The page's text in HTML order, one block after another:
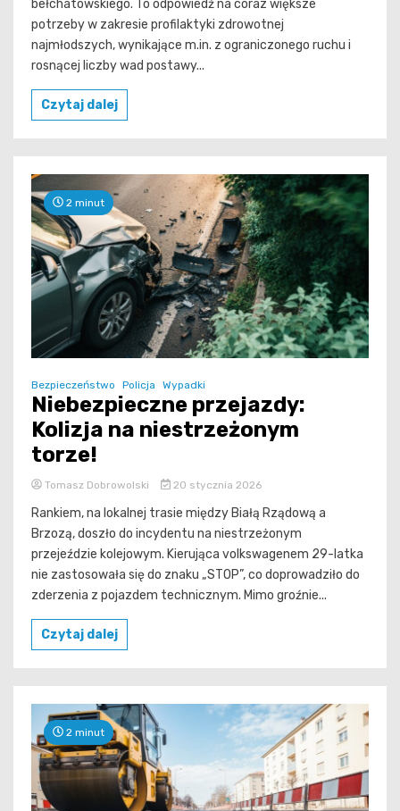
bełchatowskiego. To odpowiedź na coraz większe
potrzeby w zakresie profilaktyki zdrowotnej
najmłodszych, wynikające m.in. z ograniczonego ruchu i
rosnącej liczby wad postawy...
Czytaj dalej
2 minut
Bezpieczeństwo Policja Wypadki
Niebezpieczne przejazdy:
Kolizja na niestrzeżonym
torze!
Tomasz Dobrowolski 20 stycznia 2026
Rankiem, na lokalnej trasie między Białą Rządową a
Brzozą, doszło do incydentu na niestrzeżonym
przejeździe kolejowym. Kierująca volkswagenem 29-latka
nie zastosowała się do znaku „STOP”, co doprowadziło do
zderzenia z pojazdem technicznym. Mimo groźnie...
Czytaj dalej
2 minut